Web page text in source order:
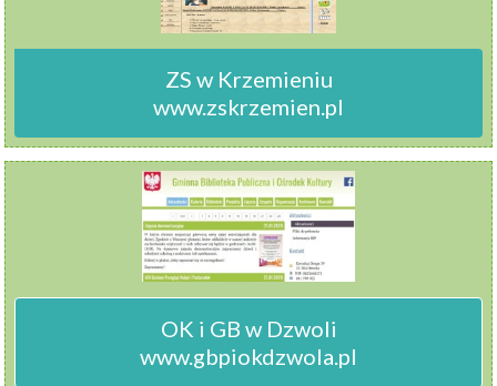
ZS w Krzemieniu
www.zskrzemien.pl
OK i GB w Dzwoli
www.gbpiokdzwola.pl